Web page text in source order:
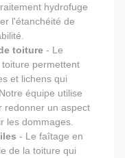
hydrofuge
l'étanchéité de
toiture - Le
permettent
et lichens qui
équipe utilise
redonner un aspect
les dommages.
- Le faîtage en
de la toiture qui